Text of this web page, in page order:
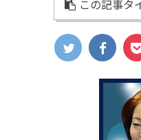
この記事タ